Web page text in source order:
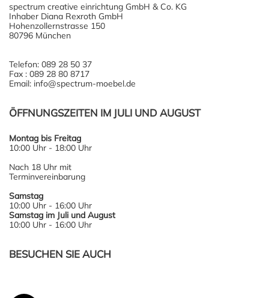
spectrum creative einrichtung GmbH & Co. KG
Inhaber Diana Rexroth GmbH
Hohenzollernstrasse 150
80796 München
Telefon: 089 28 50 37
Fax : 089 28 80 8717
Email: info@spectrum-moebel.de
ÖFFNUNGSZEITEN IM JULI UND AUGUST
Montag bis Freitag
10:00 Uhr - 18:00 Uhr
Nach 18 Uhr mit
Terminvereinbarung
Samstag
10:00 Uhr - 16:00 Uhr
Samstag im Juli und August
10:00 Uhr - 16:00 Uhr
BESUCHEN SIE AUCH